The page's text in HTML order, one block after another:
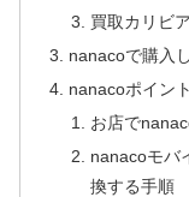
買取カリビ
nanacoで購入
nanacoポイン
お店で
nanacoモバ
換する手順